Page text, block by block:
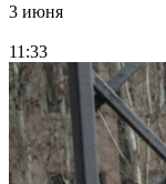
3 июня
11:33